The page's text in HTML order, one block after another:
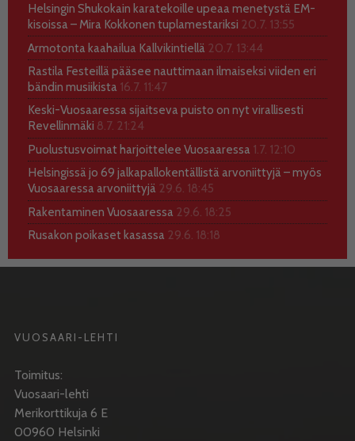
Helsingin Shukokain karatekoille upeaa menetystä EM-
kisoissa – Mira Kokkonen tuplamestariksi 20.7. 13:55
Armotonta kaahailua Kallvikintiellä 20.7. 13:44
Rastila Festeillä pääsee nauttimaan ilmaiseksi viiden eri
bändin musiikista 16.7. 11:47
Keski-Vuosaaressa sijaitseva puisto on nyt virallisesti
Revellinmäki 8.7. 21:24
Puolustusvoimat harjoittelee Vuosaaressa 1.7. 12:10
Helsingissä jo 69 jalkapallokentällistä arvoniittyjä – myös
Vuosaaressa arvoniittyjä 29.6. 18:45
Rakentaminen Vuosaaressa 29.6. 18:25
Rusakon poikaset kasassa 29.6. 18:18
VUOSAARI-LEHTI
Toimitus:
Vuosaari-lehti
Merikorttikuja 6 E
00960 Helsinki